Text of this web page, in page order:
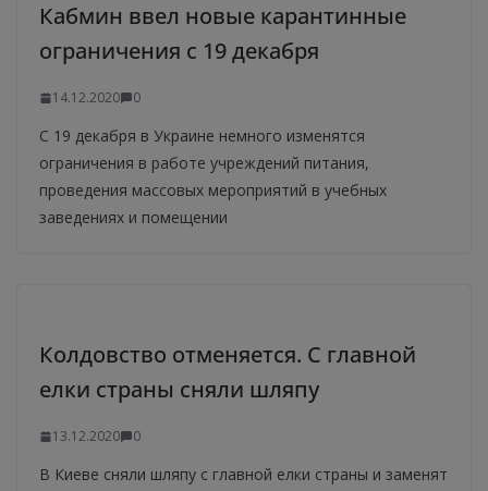
Кабмин ввел новые карантинные
ограничения с 19 декабря
14.12.2020 0
С 19 декабря в Украине немного изменятся
ограничения в работе учреждений питания,
проведения массовых мероприятий в учебных
заведениях и помещении
Колдовство отменяется. С главной
елки страны сняли шляпу
13.12.2020 0
В Киеве сняли шляпу с главной елки страны и заменят